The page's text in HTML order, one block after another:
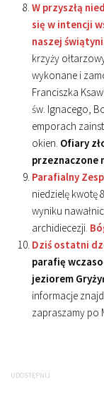
W przyszłą
się w intencji
naszej
krzyży
wykonane i
Franciszka
św. Ignacego,
emporach
okien. Ofiary
przeznaczone
Parafialny
niedzielę kwotę
wyniku
archidiecezji.
Dziś ostatni
parafię
jeziorem
informacje
zapraszamy po
UDOSTĘPNIJ